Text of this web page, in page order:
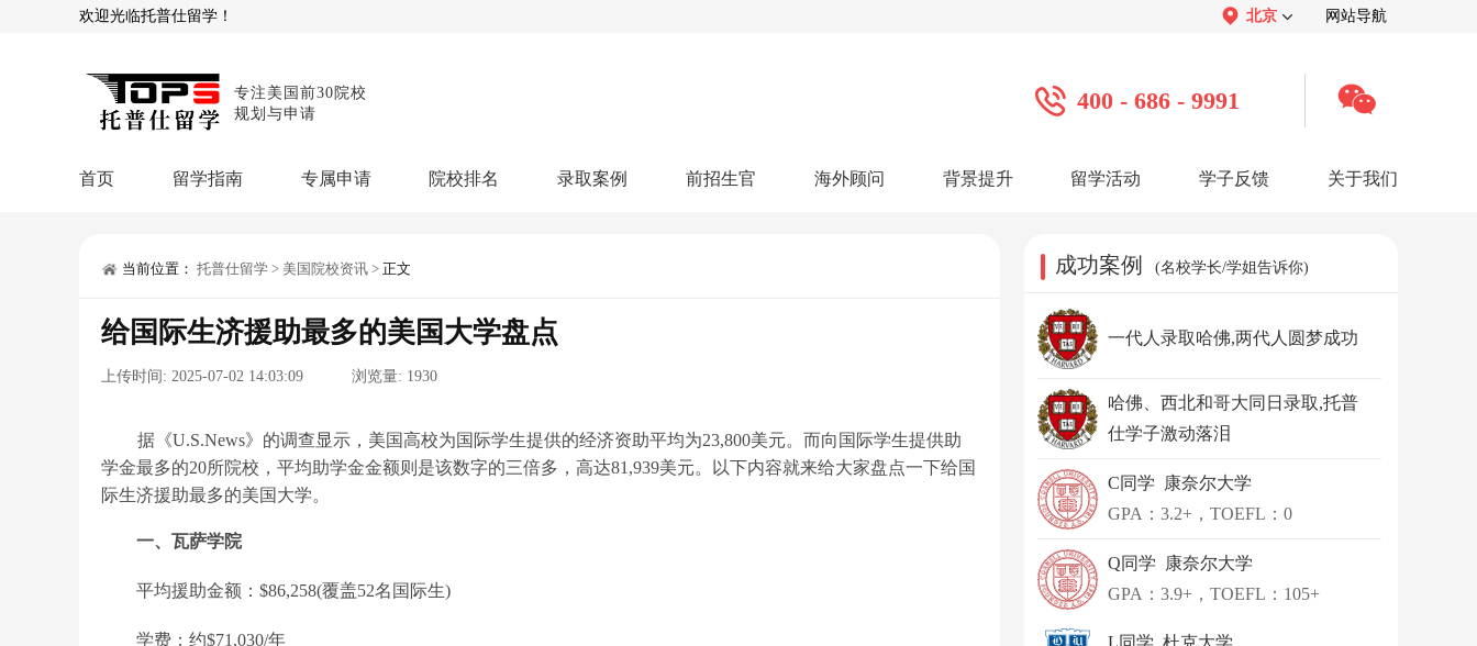
欢迎光临托普仕留学！ 北京 网站导航
专注美国前30院校
规划与申请
400 - 686 - 9991
首页 留学指南
留学攻略
留学资讯 院校资讯
专属申请
本科申请：
博士申请： 博士定制方案
混合申请： 菁英联申计划
留学工具： GPA计算器 留学评估 智能诊断
院校排名 录取案例 前招生官 海外顾问 背景提升
特色项目
留学活动 学子反馈
学子心声： 感谢视频 学子访谈
关于我们
品牌介绍： 关于我们 公司活动 媒体报道
当前位置： 托普仕留学 > 美国院校资讯 > 正文
给国际生济援助最多的美国大学盘点
上传时间: 2025-07-02 14:03:09 浏览量: 1930
据《U.S.News》的调查显示，美国高校为国际学生提供的经济资助平均为23,800美元。而向国际学生提供助
学金最多的20所院校，平均助学金金额则是该数字的三倍多，高达81,939美元。以下内容就来给大家盘点一下给国
际生济援助最多的美国大学。
一、瓦萨学院
平均援助金额：$86,258(覆盖52名国际生)
学费：约$71,030/年
成功案例 (名校学长/学姐告诉你)
一代人录取哈佛,两代人圆梦成功
哈佛、西北和哥大同日录取,托普
仕学子激动落泪
C同学 康奈尔大学
GPA：3.2+，TOEFL：0
Q同学 康奈尔大学
GPA：3.9+，TOEFL：105+
L同学 杜克大学